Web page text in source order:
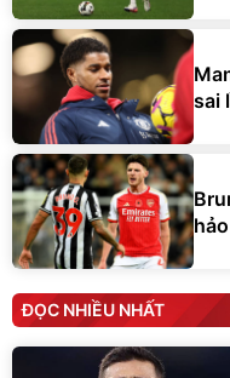
sai
ĐỌC NHIỀU NHẤT